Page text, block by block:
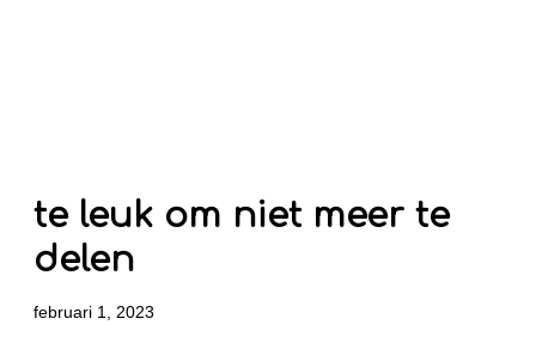
te leuk om niet meer te
delen
februari 1, 2023